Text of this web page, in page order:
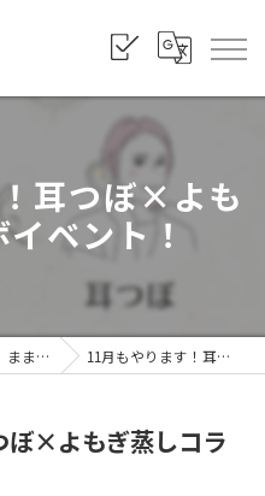
耳つぼ×よも
ベント！
まま利楽ブログ 11月もやります！耳つぼ×よもぎ蒸しコラボイベント！
ぼ×よもぎ蒸しコラ